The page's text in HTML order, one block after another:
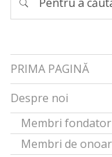
PRIMA PAGINĂ
Despre noi
Membri
Membri de